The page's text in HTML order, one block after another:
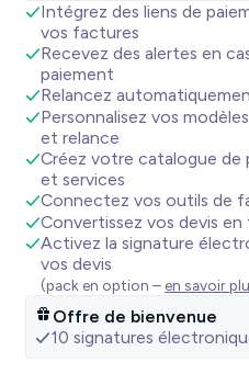
Intégrez des liens de
vos factures
Recevez des alertes en
paiement
Relancez
Personnalisez vos modèles
et relance
Créez votre catalogue de
et services
Connectez vos outils de
Convertissez vos devis
Activez la signature
vos devis
(pack en option – en savoir
Offre de bienvenue
10 signatures